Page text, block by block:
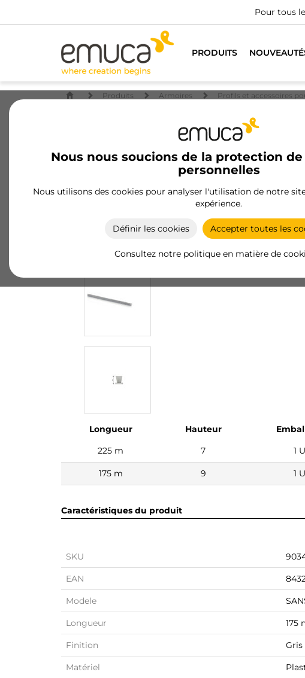
Pour tous
PRODUITS
Nous nous soucions de la protection
personnelles
Nous utilisons des cookies pour analyser l'utilisation de notre
expérience.
Définir les cookies Accepter toutes les
Consultez notre politique en matière de
Produits Armoires Profils et accessoires
Longueur Hauteur
225 m
7 1 U
175 m 9 1 U
Caractéristiques du produit
SKU
EAN
Modele
Longueur 175
Finition Gris
Matériel